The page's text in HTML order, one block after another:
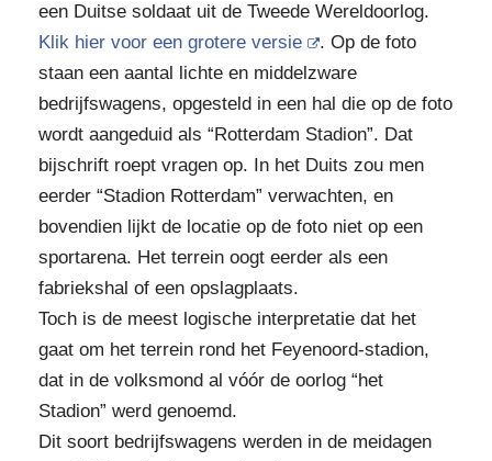
een Duitse soldaat uit de Tweede Wereldoorlog.
Klik hier voor een grotere versie
. Op de foto
staan een aantal lichte en middelzware
bedrijfswagens, opgesteld in een hal die op de foto
wordt aangeduid als “Rotterdam Stadion”. Dat
bijschrift roept vragen op. In het Duits zou men
eerder “Stadion Rotterdam” verwachten, en
bovendien lijkt de locatie op de foto niet op een
sportarena. Het terrein oogt eerder als een
fabriekshal of een opslagplaats.
Toch is de meest logische interpretatie dat het
gaat om het terrein rond het Feyenoord‑stadion,
dat in de volksmond al vóór de oorlog “het
Stadion” werd genoemd.
Dit soort bedrijfswagens werden in de meidagen